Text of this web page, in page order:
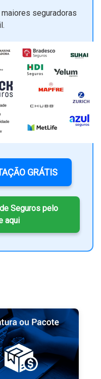
seguradoras
GRÁTIS
Seguros pelo
aqui